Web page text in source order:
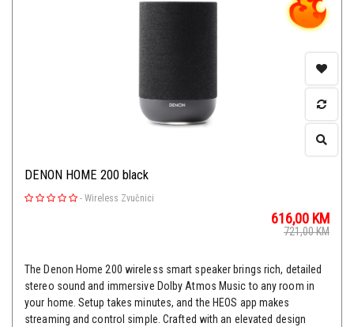
DENON HOME 200 black
- Wireless Zvučnici
616,00 KM
721,00KM
The Denon Home 200 wireless smart speaker brings rich, detailed
stereo sound and immersive Dolby Atmos Music to any room in
your home. Setup takes minutes, and the HEOS app makes
streaming and control simple. Crafted with an elevated design